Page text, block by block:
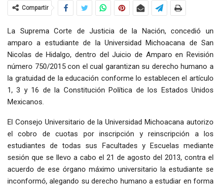
Compartir
La Suprema Corte de Justicia de la Nación, concedió un
amparo a estudiante de la Universidad Michoacana de San
Nicolas de Hidalgo, dentro del Juicio de Amparo en Revisión
número 750/2015 con el cual garantizan su derecho humano a
la gratuidad de la educación conforme lo establecen el artículo
1, 3 y 16 de la Constitución Política de los Estados Unidos
Mexicanos.
El Consejo Universitario de la Universidad Michoacana autorizo
el cobro de cuotas por inscripción y reinscripción a los
estudiantes de todas sus Facultades y Escuelas mediante
sesión que se llevo a cabo el 21 de agosto del 2013, contra el
acuerdo de ese órgano máximo universitario la estudiante se
inconformó, alegando su derecho humano a estudiar en forma